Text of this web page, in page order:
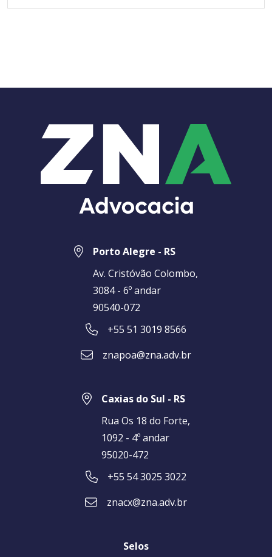
Porto Alegre - RS
Av. Cristóvão Colombo,
3084 - 6º andar
90540-072
+55 51 3019 8566
znapoa@zna.adv.br
Caxias do Sul - RS
Rua Os 18 do Forte,
1092 - 4º andar
95020-472
+55 54 3025 3022
znacx@zna.adv.br
Selos